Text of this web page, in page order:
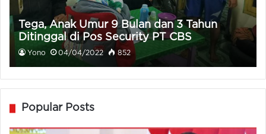
Tega, Anak Umur 9 Bulan dan 3 Tahun
Ditinggal di Pos Security PT CBS
Yono 04/04/2022 852
Popular Posts